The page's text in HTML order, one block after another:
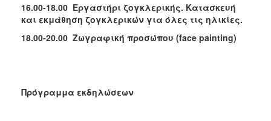
16.00-18.00 Εργαστήρι ζογκλερικής. Κατασκευή
και εκμάθηση ζογκλερικών για όλες τις ηλικίες.
18.00-20.00 Zωγραφική προσώπου (face painting)
Πρόγραμμα εκδηλώσεων